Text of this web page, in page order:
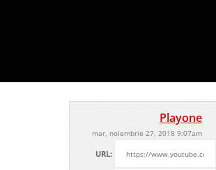
Playone
mar, noiembrie 27, 2018 9:07am
URL: